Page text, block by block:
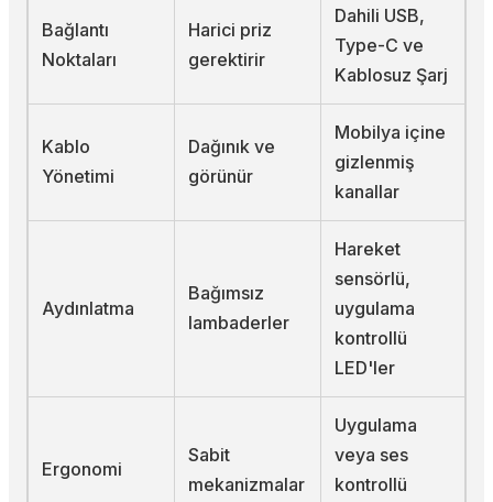
Bağlantı
Noktaları
Harici priz
gerektirir
Dahili USB,
Type-C ve
Kablosuz Şarj
Kablo
Yönetimi
Dağınık ve
görünür
Mobilya içine
gizlenmiş
kanallar
Aydınlatma
Bağımsız
lambaderler
Hareket
sensörlü,
uygulama
kontrollü
LED'ler
Ergonomi
Sabit
mekanizmalar
Uygulama
veya ses
kontrollü